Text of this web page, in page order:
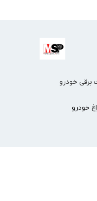
برقی خودرو
خودرو